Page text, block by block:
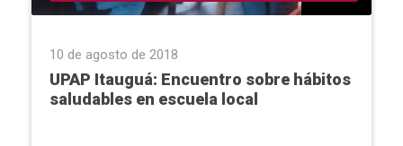
10 de agosto de 2018
UPAP Itauguá: Encuentro sobre hábitos
saludables en escuela local